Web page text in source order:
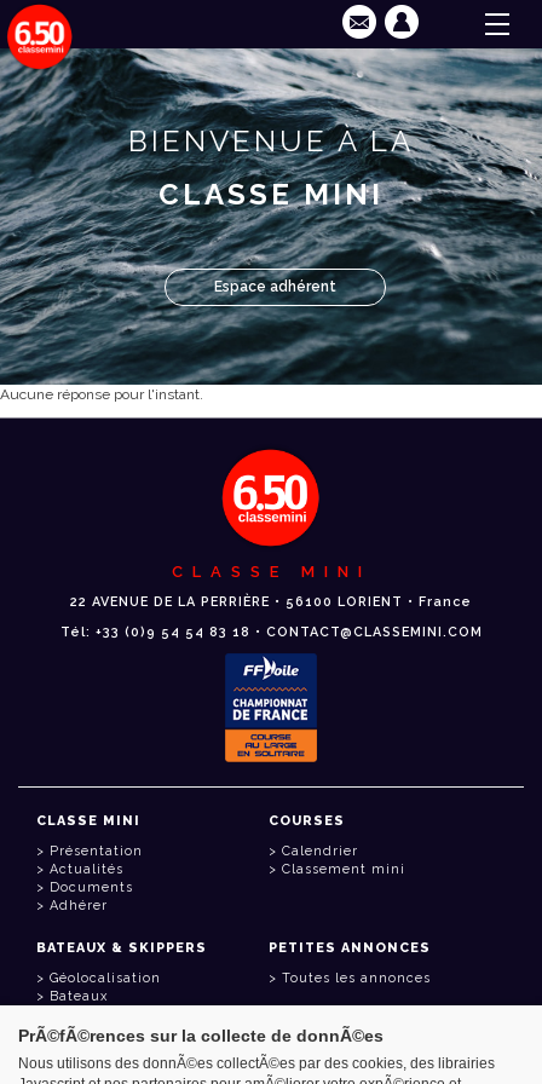
BIENVENUE À LA
CLASSE MINI
Espace adhérent
Aucune réponse pour l'instant.
CLASSE MINI
22 AVENUE DE LA PERRIÈRE • 56100 LORIENT • France
Tél: +33 (0)9 54 54 83 18 • CONTACT@CLASSEMINI.COM
CLASSE MINI
Présentation
Actualités
Documents
Adhérer
COURSES
Calendrier
Classement mini
BATEAUX & SKIPPERS
Géolocalisation
Bateaux
PETITES ANNONCES
Toutes les annonces
LIENS UTILES
PrÃ©fÃ©rences sur la collecte de donnÃ©es
Nous utilisons des donnÃ©es collectÃ©es par des cookies, des librairies